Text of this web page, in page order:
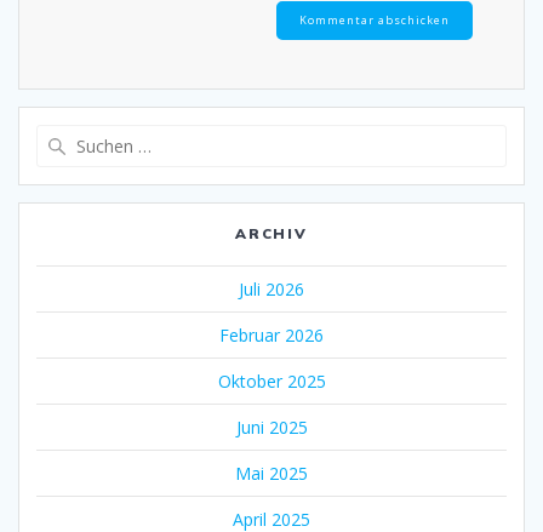
ARCHIV
Juli 2026
Februar 2026
Oktober 2025
Juni 2025
Mai 2025
April 2025